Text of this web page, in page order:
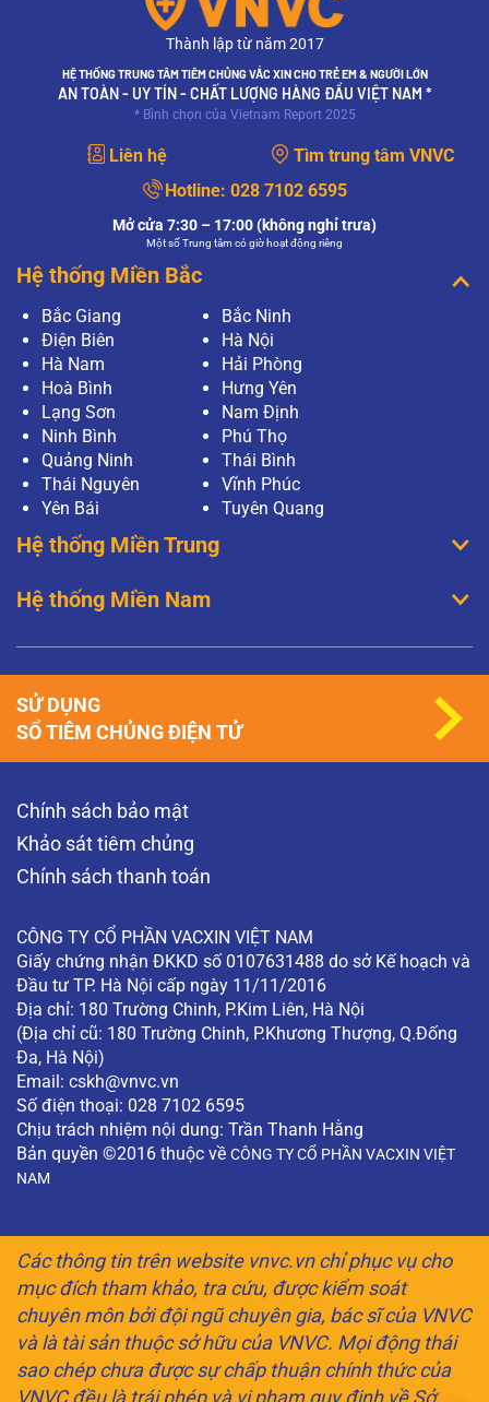
Thành lập từ năm 2017
HỆ THỐNG TRUNG TÂM TIÊM CHỦNG VẮC XIN CHO TRẺ EM & NGƯỜI LỚN
AN TOÀN - UY TÍN - CHẤT LƯỢNG HÀNG ĐẦU VIỆT NAM *
* Bình chọn của Vietnam Report 2025
Liên hệ
Tìm trung tâm VNVC
Hotline: 028 7102 6595
Mở cửa 7:30 – 17:00 (không nghỉ trưa)
Một số Trung tâm có giờ hoạt động riêng
Hệ thống Miền Bắc
Bắc Giang
Bắc Ninh
Điện Biên
Hà Nội
Hà Nam
Hải Phòng
Hoà Bình
Hưng Yên
Lạng Sơn
Nam Định
Ninh Bình
Phú Thọ
Quảng Ninh
Thái Bình
Thái Nguyên
Vĩnh Phúc
Yên Bái
Tuyên Quang
Hệ thống Miền Trung
Hệ thống Miền Nam
Chính sách bảo mật
Khảo sát tiêm chủng
Chính sách thanh toán
CÔNG TY CỔ PHẦN VACXIN VIỆT NAM
Giấy chứng nhận ĐKKD số 0107631488 do sở Kế hoạch và
Đầu tư TP. Hà Nội cấp ngày 11/11/2016
Địa chỉ: 180 Trường Chinh, P.Kim Liên, Hà Nội
(Địa chỉ cũ: 180 Trường Chinh, P.Khương Thượng, Q.Đống
Đa, Hà Nội)
Email: cskh@vnvc.vn
Số điện thoại: 028 7102 6595
Chịu trách nhiệm nội dung: Trần Thanh Hằng
Bản quyền ©2016 thuộc về CÔNG TY CỔ PHẦN VACXIN VIỆT
NAM
SỬ DỤNG
SỔ TIÊM CHỦNG ĐIỆN TỬ
Các thông tin trên website vnvc.vn chỉ phục vụ cho
mục đích tham khảo, tra cứu, được kiểm soát
chuyên môn bởi đội ngũ chuyên gia, bác sĩ của VNVC
và là tài sản thuộc sở hữu của VNVC. Mọi động thái
sao chép chưa được sự chấp thuận chính thức của
VNVC đều là trái phép và vi phạm quy định về Sở